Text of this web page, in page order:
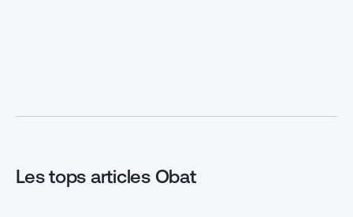
pompe à chaleur ? Voici les […]
Les tops articles Obat